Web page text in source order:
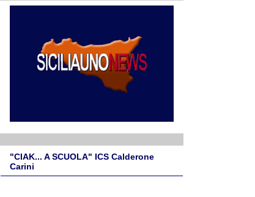
"CIAK... A SCUOLA" ICS Calderone
Carini